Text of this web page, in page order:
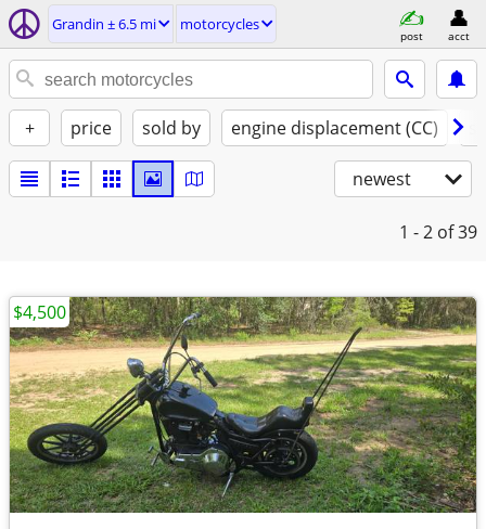
Grandin ± 6.5 mi motorcycles
post acct
+ price sold by engine displacement (CC)
newest
1 - 2 of 39
$4,500